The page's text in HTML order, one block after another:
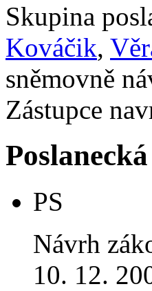
Skupina
Kováčik,
sněmovně
Zástupce
PS
Návrh
10. 12.